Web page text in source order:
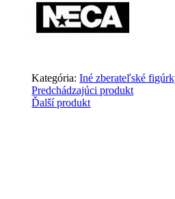
14cm
Kategória:Iné zberateľské
Predchádzajúci produkt
Ďalší produkt